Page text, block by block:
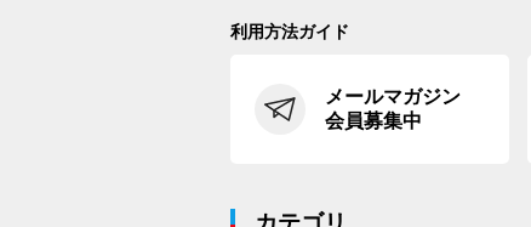
利用方法ガイド
メールマガジン
会員募集中